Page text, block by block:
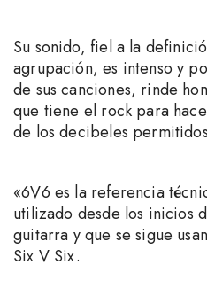
Su sonido, fiel a la
agrupación, es intenso y
de sus canciones, rinde
que tiene el rock para
de los decibeles
«6V6 es la referencia
utilizado desde los inicios
guitarra y que se sigue
Six V Six.